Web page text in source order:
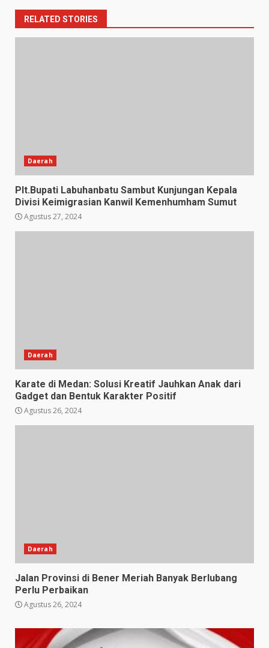
RELATED STORIES
Daerah
Plt.Bupati Labuhanbatu Sambut Kunjungan Kepala
Divisi Keimigrasian Kanwil Kemenhumham Sumut
Agustus 27, 2024
Daerah
Karate di Medan: Solusi Kreatif Jauhkan Anak dari
Gadget dan Bentuk Karakter Positif
Agustus 26, 2024
Daerah
Jalan Provinsi di Bener Meriah Banyak Berlubang
Perlu Perbaikan
Agustus 26, 2024